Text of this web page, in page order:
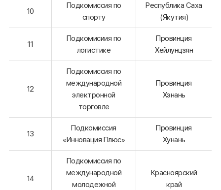
10
Подкомиссия по
спорту
Республика Саха
(Якутия)
11
Подкомисиия по
логистике
Провинция
Хейлунцзян
12
Подкомиссия по
международной
электронной
торговле
Провинция
Хэнань
13
Подкомиссия
«Инновация Плюс»
Провинция
Хунань
14
Подкомиссия по
международной
молодежной
Красноярский
край